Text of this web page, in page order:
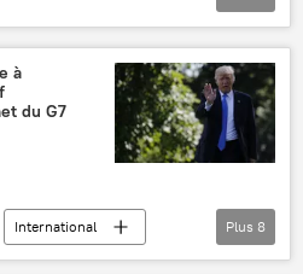
américaine 2020
à
du G7
International
G7
Plus 8